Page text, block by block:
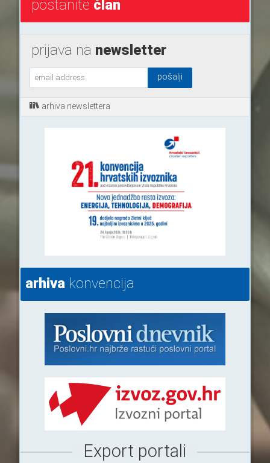
postanite član
prijava na newsletter
arhiva newslettera
arhivakonvencija
Export portali